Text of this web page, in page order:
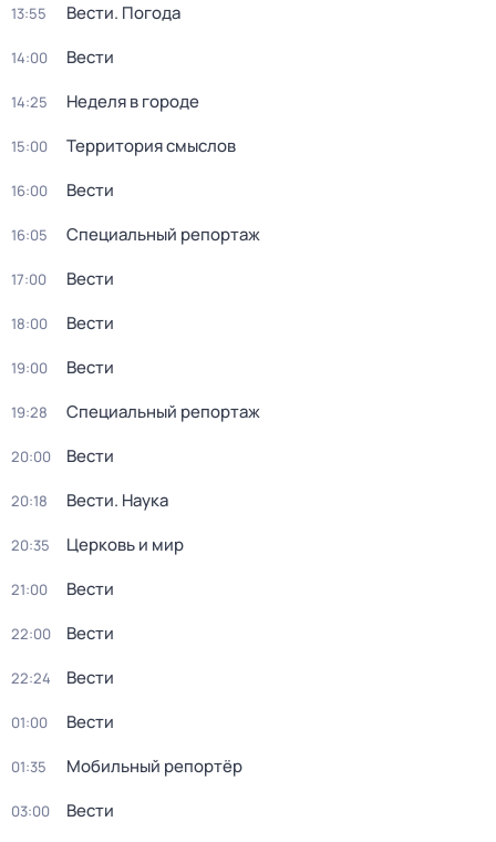
13:55 Вести. Погода
14:00 Вести
14:25 Неделя в городе
15:00 Территория смыслов
16:00 Вести
16:05 Специальный репортаж
17:00 Вести
18:00 Вести
19:00 Вести
19:28 Специальный репортаж
20:00 Вести
20:18 Вести. Наука
20:35 Церковь и мир
21:00 Вести
22:00 Вести
22:24 Вести
01:00 Вести
01:35 Мобильный репортёр
03:00 Вести